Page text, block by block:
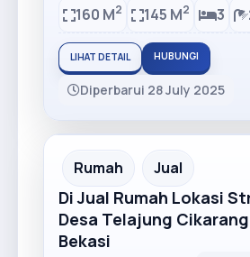
160 M2 145 M2 3
LIHAT DETAIL HUBUNGI
Diperbarui 28 July 2025
Recommended
Rumah Jual
Di Jual Rumah Lokasi
Desa Telajung
Bekasi